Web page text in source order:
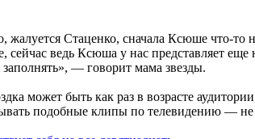
Стаценко, сначала Ксюше что-то
ведь Ксюша у нас представляет
— говорит мама звезды.
может быть как раз в возрасте
подобные клипы по телевидению —